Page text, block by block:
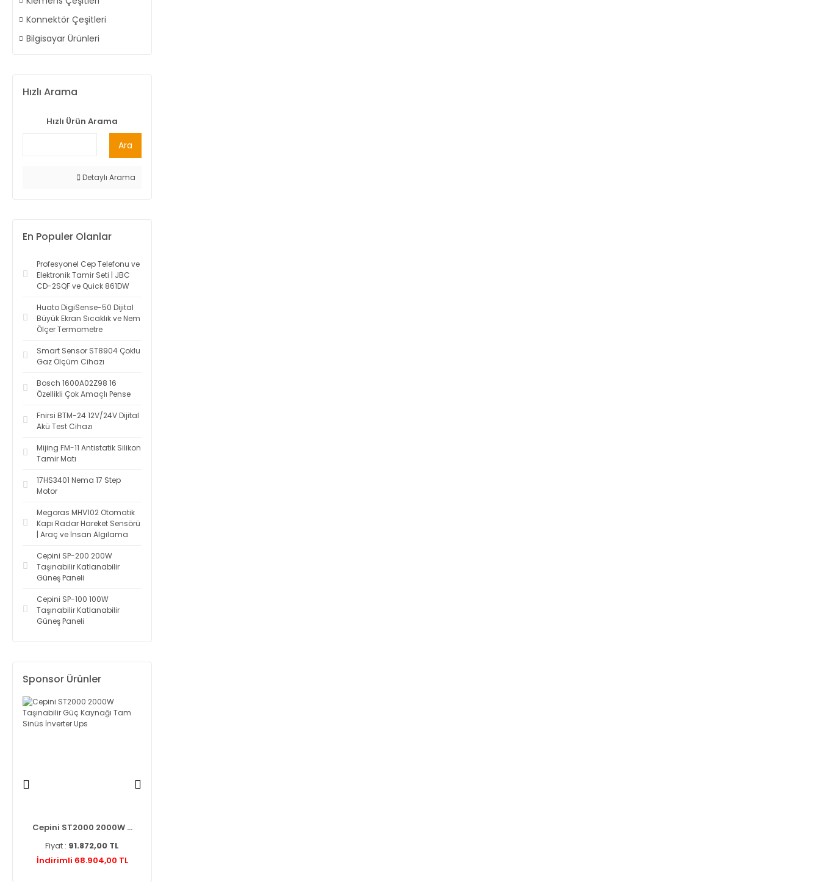
Konnektör Çeşitleri
Bilgisayar Ürünleri
Hızlı Arama
Hızlı Ürün Arama
Ara
Detaylı Arama
En Populer Olanlar
Profesyonel Cep Telefonu ve
Elektronik Tamir Seti | JBC
CD-2SQF ve Quick 861DW
Huato DigiSense-50 Dijital
Büyük Ekran Sıcaklık ve Nem
Ölçer Termometre
Smart Sensor ST8904 Çoklu
Gaz Ölçüm Cihazı
Bosch 1600A02Z98 16
Özellikli Çok Amaçlı Pense
Fnirsi BTM-24 12V/24V Dijital
Akü Test Cihazı
Mijing FM-11 Antistatik Silikon
Tamir Matı
17HS3401 Nema 17 Step
Motor
Megoras MHV102 Otomatik
Kapı Radar Hareket Sensörü
| Araç ve İnsan Algılama
Cepini SP-200 200W
Taşınabilir Katlanabilir
Güneş Paneli
Cepini SP-100 100W
Taşınabilir Katlanabilir
Güneş Paneli
Sponsor Ürünler
Cepini ST2000 2000W ...
Fiyat : 91.872,00 TL
İndirimli 68.904,00 TL